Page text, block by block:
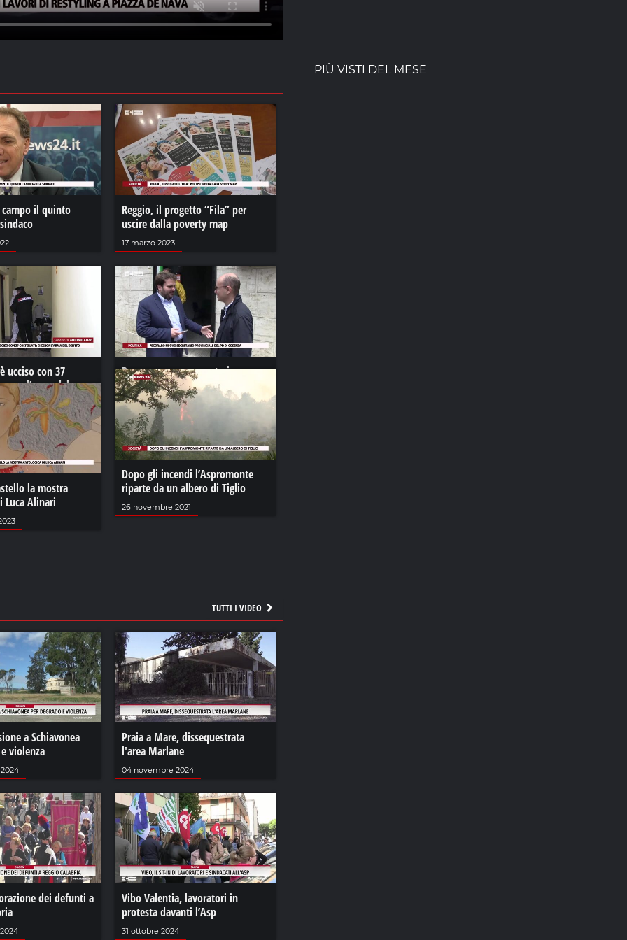
campo il quinto
Reggio, il progetto “Fila” per
uscire dalla poverty map
17 marzo 2023
ucciso con 37
l’arma del
Pecoraro nuovo segretario
provinciale del Pd di Cosenza
09 maggio 2022
Dopo gli incendi l’Aspromonte
riparte da un albero di Tiglio
26 novembre 2021
la mostra
Luca Alinari
TUTTI I VIDEO
a Schiavonea
violenza
Praia a Mare, dissequestrata
l'area Marlane
04 novembre 2024
dei defunti a
Vibo Valentia, lavoratori in
protesta davanti l’Asp
31 ottobre 2024
PIÙ VISTI DEL MESE